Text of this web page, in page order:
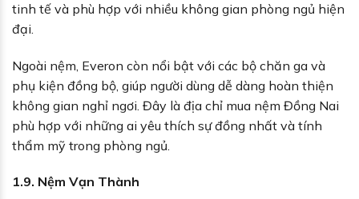
tinh tế và phù hợp với nhiều không gian phòng ngủ hiện
đại.
Ngoài nệm, Everon còn nổi bật với các bộ chăn ga và
phụ kiện đồng bộ, giúp người dùng dễ dàng hoàn thiện
không gian nghỉ ngơi. Đây là địa chỉ mua nệm Đồng Nai
phù hợp với những ai yêu thích sự đồng nhất và tính
thẩm mỹ trong phòng ngủ.
1.9. Nệm Vạn Thành